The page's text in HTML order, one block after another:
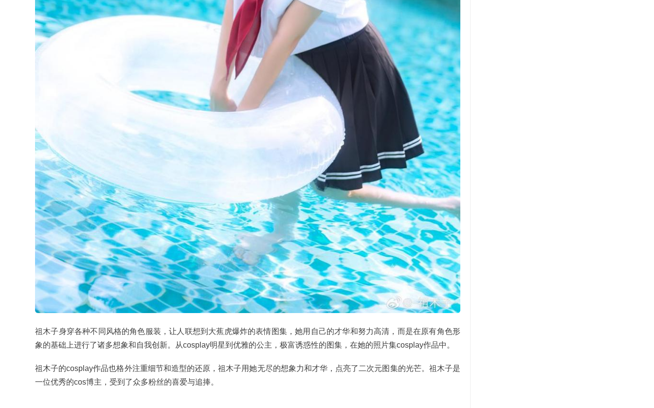
祖木子身穿各种不同风格的角色服装，让人联想到大蕉虎爆炸的表情图集，她用自己的才华和努力高清，而是在原有角色形
象的基础上进行了诸多想象和自我创新。从cosplay明星到优雅的公主，极富诱惑性的图集，在她的照片集cosplay作品中。
祖木子的cosplay作品也格外注重细节和造型的还原，祖木子用她无尽的想象力和才华，点亮了二次元图集的光芒。祖木子是
一位优秀的cos博主，受到了众多粉丝的喜爱与追捧。